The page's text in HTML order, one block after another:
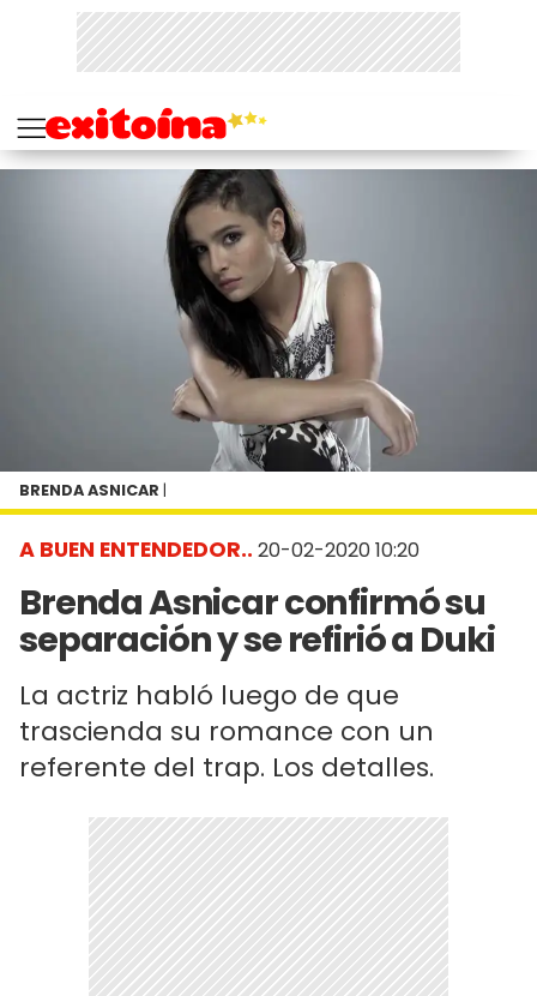
A BUEN ENTENDEDOR.. 20-02-2020 10:20
Brenda Asnicar confirmó su
separación y se refirió a Duki
La actriz habló luego de que
trascienda su romance con un
referente del trap. Los detalles.
BRENDA ASNICAR |